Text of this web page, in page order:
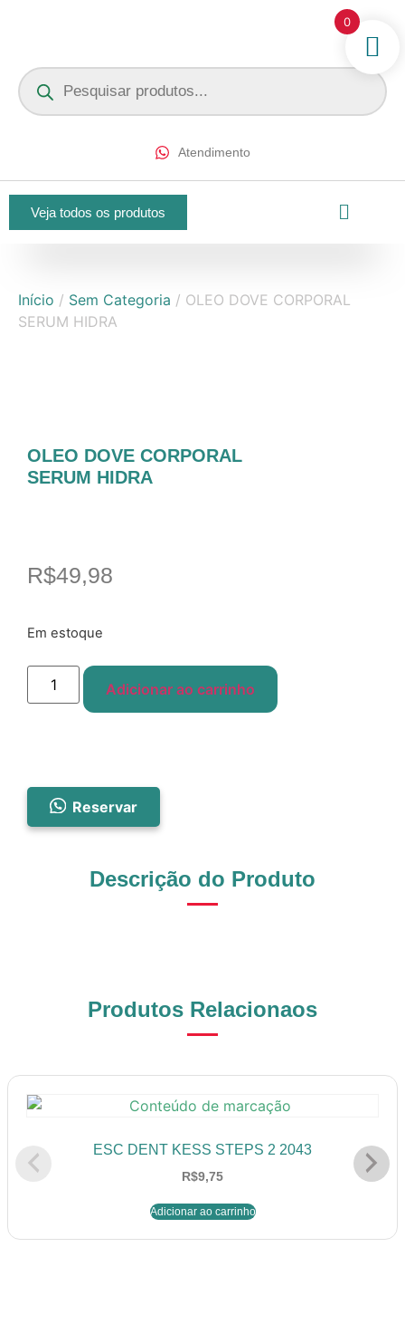
Atendimento
Veja todos os produtos
Início / Sem Categoria / OLEO DOVE CORPORAL
SERUM HIDRA
OLEO DOVE CORPORAL
SERUM HIDRA
R$49,98
Em estoque
Adicionar ao carrinho
Reservar
Descrição do Produto
Produtos Relacionaos
ESC DENT KESS STEPS 2 2043
R$9,75
Adicionar ao carrinho
0